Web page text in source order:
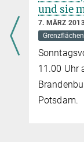
und sie
7. MÄRZ
Grenzflächen
11.00 Uhr
Potsdam.